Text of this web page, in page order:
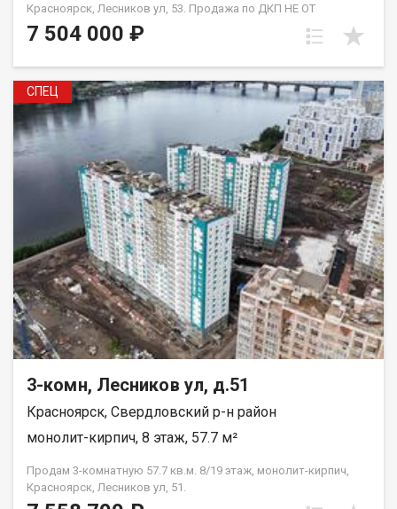
Красноярск, Лесников ул, 53. Продажа по ДКП НЕ ОТ
ЗАСТРОЙЩИКА
7 504 000 ₽
СПЕЦ
3-комн, Лесников ул, д.51
Красноярск, Свердловский р-н район
монолит-кирпич, 8 этаж, 57.7 м²
Продам 3-комнатную 57.7 кв.м. 8/19 этаж, монолит-кирпич,
Красноярск, Лесников ул, 51.